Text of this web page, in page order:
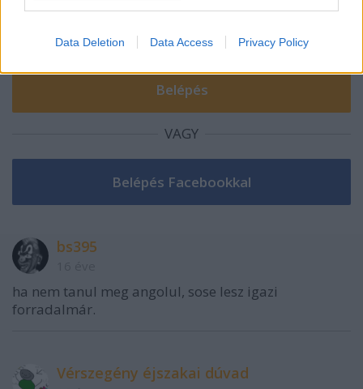
Data Deletion Data Access Privacy Policy
VAGY
bs395
ha nem tanul meg angolul, sose lesz igazi
forradalmár.
Vérszegény éjszakai dúvad